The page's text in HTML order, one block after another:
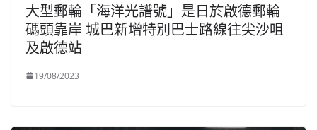
大型郵輪「海洋光譜號」是日於啟德郵輪
碼頭靠岸 城巴新增特別巴士路線往尖沙咀
及啟德站
19/08/2023